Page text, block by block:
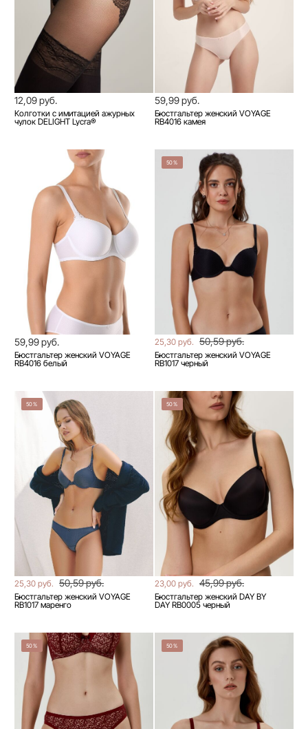
12,09 руб.
Колготки с имитацией ажурных
чулок DELIGHT Lycra®
59,99 руб.
Бюстгальтер женский VOYAGE
RB4016 камея
59,99 руб.
Бюстгальтер женский VOYAGE
RB4016 белый
50%
25,30 руб. 50,59 руб.
Бюстгальтер женский VOYAGE
RB1017 черный
50%
25,30 руб. 50,59 руб.
Бюстгальтер женский VOYAGE
RB1017 маренго
50%
23,00 руб. 45,99 руб.
Бюстгальтер женский DAY BY
DAY RB0005 черный
50% 50%